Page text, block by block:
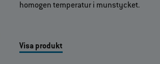
homogen temperatur i munstycket.
Visa produkt